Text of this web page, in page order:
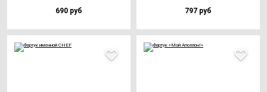
690 руб 797 руб